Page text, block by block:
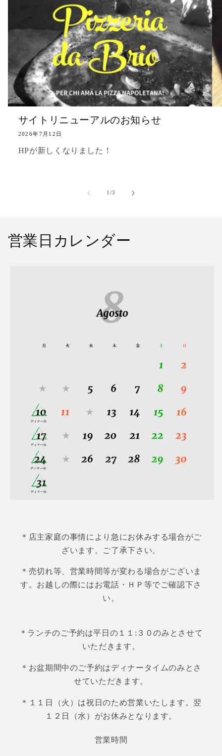
サイトリニューアルのお知らせ
2026年7月12日
HPが新しくなりました！
1/の
3
営業日カレンダー
＊店主家庭の事情により急にお休みする場合がご
ざいます。ご了承下さい。
＊売切れ等、営業時間等が変わる場合がございま
す。お越しの際にはお電話・ＨＰ等でご確認下さ
い。
＊ランチのご予約は平日の１１:３０のみとさせて
いただきます。
＊お盆期間中のご予約はディナータイムのみとさ
せていただきます。
＊１１日（火）は祝日のため営業いたします。翌
１２日（水）がお休みとなります。
営業時間